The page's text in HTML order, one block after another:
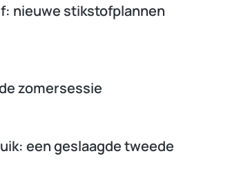
nieuwe stikstofplannen
zomersessie
een geslaagde tweede